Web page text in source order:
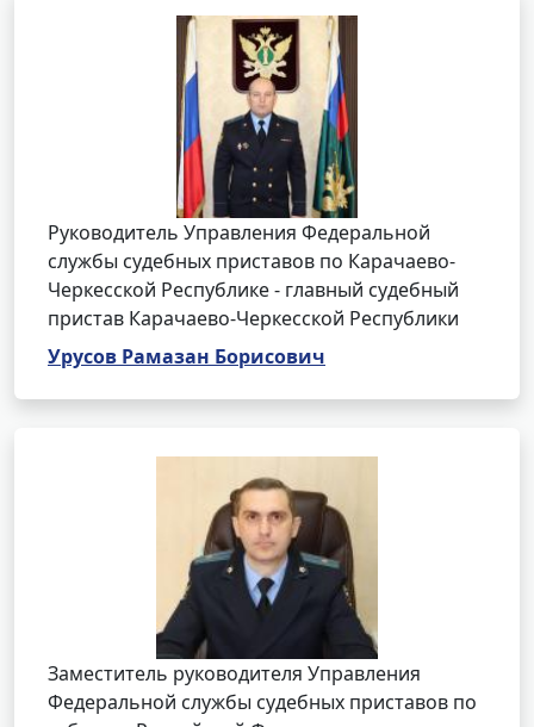
Руководитель Управления Федеральной
службы судебных приставов по Карачаево-
Черкесской Республике - главный судебный
пристав Карачаево-Черкесской Республики
Урусов Рамазан Борисович
Заместитель руководителя Управления
Федеральной службы судебных приставов по